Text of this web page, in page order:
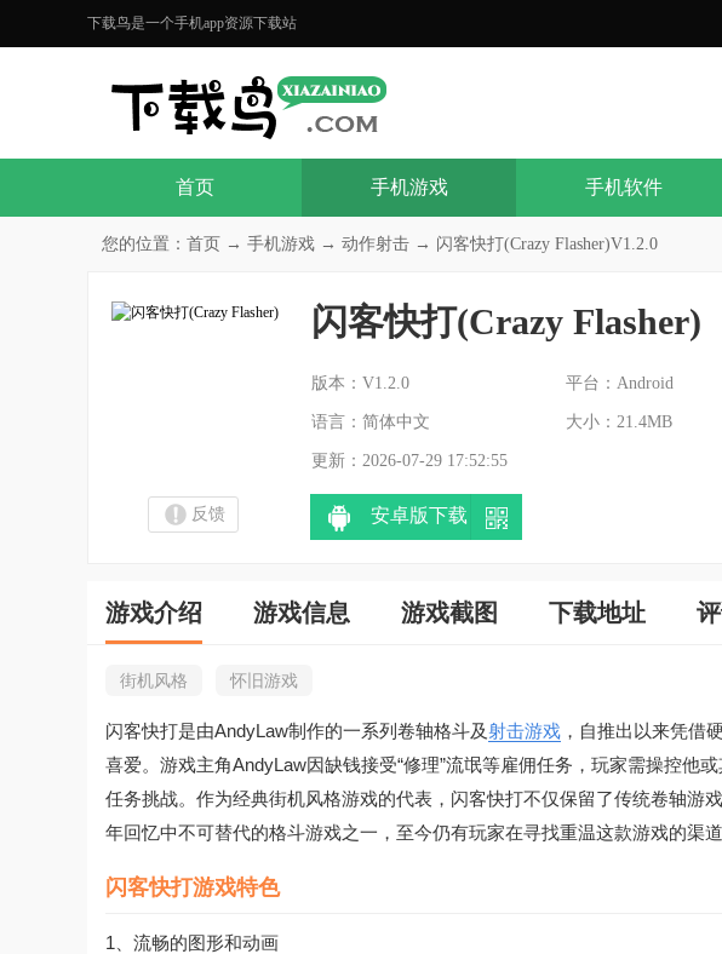
下载鸟是一个手机app资源下载站
首页 手机游戏 手机软件
您的位置： 首页 → 手机游戏 → 动作射击 → 闪客快打(Crazy Flasher)V1.2.0
闪客快打(Crazy Flasher)
版本：V1.2.0 平台：Android
语言：简体中文 大小：21.4MB
更新：2026-07-29 17:52:55
反馈 安卓版下载
游戏介绍 游戏信息 游戏截图 下载地址
街机风格 怀旧游戏
闪客快打是由AndyLaw制作的一系列卷轴格斗及射击游戏 ，自推出以来凭借
喜爱。游戏主角AndyLaw因缺钱接受“修理”流氓等雇佣任务，玩家需操控他
任务挑战。作为经典街机风格游戏的代表，闪客快打不仅保留了传统卷轴游
年回忆中不可替代的格斗游戏之一，至今仍有玩家在寻找重温这款游戏的渠道
闪客快打游戏特色
1、流畅的图形和动画